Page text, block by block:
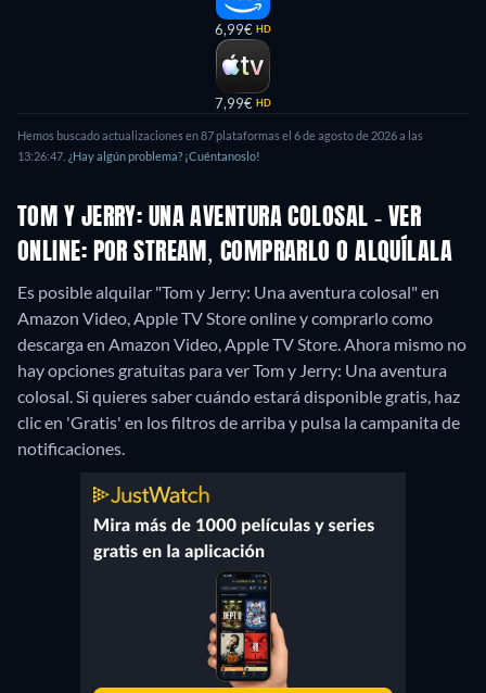
6,99€ HD
7,99€ HD
Hemos buscado actualizaciones en 87 plataformas el 6 de agosto de 2026 a las
13:26:47. ¿Hay algún problema? ¡Cuéntanoslo!
TOM Y JERRY: UNA AVENTURA COLOSAL - VER
ONLINE: POR STREAM, COMPRARLO O ALQUÍLALA
Es posible alquilar "Tom y Jerry: Una aventura colosal" en
Amazon Video, Apple TV Store online y comprarlo como
descarga en Amazon Video, Apple TV Store.Ahora mismo no
hay opciones gratuitas para ver Tom y Jerry: Una aventura
colosal. Si quieres saber cuándo estará disponible gratis, haz
clic en 'Gratis' en los filtros de arriba y pulsa la campanita de
notificaciones.